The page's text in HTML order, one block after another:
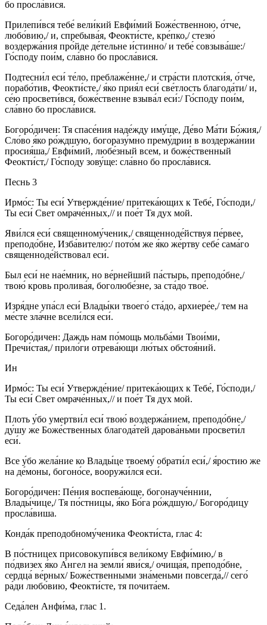
бо просла́вися.
Прилепи́вся тебе́ вели́кий Евфи́мий Боже́ственною, о́тче,
любо́вию,/ и, спребыва́я, Феокти́сте, кре́пко,/ стезю́
воздержа́ния про́йде де́тельне и́стинно/ и тебе́ совзыва́ше:/
Го́споду пои́м, сла́вно бо просла́вися.
Подтесни́л еси́ те́ло, преблаже́нне,/ и стра́сти плотски́я, о́тче,
порабо́тив, Феокти́сте,/ я́ко прия́л еси́ све́тлость благода́ти/ и,
се́ю просвети́вся, боже́ственне взыва́л еси́:/ Го́споду пои́м,
сла́вно бо просла́вися.
Богоро́дичен: Тя спасе́ния наде́жду иму́ще, Де́во Ма́ти Бо́жия,/
Сло́во я́ко ро́ждшую, богоразу́мно прему́дрии в воздержа́нии
просия́ша,/ Евфи́мий, любе́зный всем, и боже́ственный
Феокти́ст,/ Го́споду зову́ще: сла́вно бо просла́вися.
Песнь 3
Ирмо́с: Ты еси́ Утвержде́ние/ притека́ющих к Тебе́, Го́споди,/
Ты еси́ Свет омраче́нных,// и пое́т Тя дух мой.
Яви́лся еси́ священному́ченик,/ священноде́йствуя пе́рвее,
преподо́бне, Изба́вителю:/ пото́м же я́ко же́ртву себе́ сама́го
священноде́йствовал еси́.
Был еси́ не нае́мник, но ве́рнейший па́стырь, преподо́бне,/
твою́ кровь пролива́я, боголюбе́зне, за ста́до твое́.
Изря́дне упа́сл еси́ Влады́ки твоего́ ста́до, архиере́е,/ тем на
ме́сте зла́чне всели́лся еси́.
Богоро́дичен: Даждь нам по́мощь мольба́ми Твои́ми,
Пречи́стая,/ прило́ги отрева́ющи лю́тых обстоя́ний.
Ин
Ирмо́с: Ты еси́ Утвержде́ние/ притека́ющих к Тебе́, Го́споди,/
Ты еси́ Свет омраче́нных,// и пое́т Тя дух мой.
Плоть у́бо умертви́л еси́ твою́ воздержа́нием, преподо́бне,/
ду́шу же Боже́ственных благода́тей дарова́ньми просвети́л
еси́.
Все у́бо жела́ние ко Влады́це твоему́ обрати́л еси́,/ я́ростию же
на де́моны, богоно́се, вооружи́лся еси́.
Богоро́дичен: Пе́ния воспева́юще, богонауче́ннии,
Влады́чице,/ Тя по́стницы, я́ко Бо́га ро́ждшую,/ Богоро́дицу
просла́виша.
Конда́к преподобному́ченика Феокти́ста, глас 4:
В по́стницех присовокупи́вся вели́кому Евфи́мию,/ в
по́двизех я́ко А́нгел на земли́ яви́ся,/ очища́я, преподо́бне,
сердца́ ве́рных/ Боже́ственными зна́меньми повсегда́,// сего́
ра́ди любо́вию, Феокти́сте, тя почита́ем.
Седа́лен Анфи́ма, глас 1.